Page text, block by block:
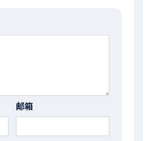
邮箱